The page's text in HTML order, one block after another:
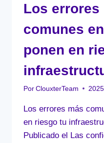
Los errores
comunes
ponen en
Por ClouxterTeam
Los errores más
en riesgo tu
Publicado el Las